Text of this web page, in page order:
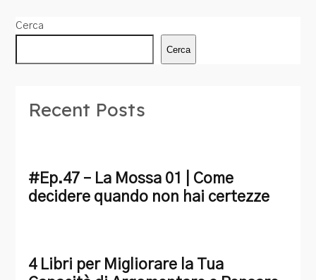
Cerca
Cerca
Recent Posts
#Ep.47 – La Mossa 01 | Come
decidere quando non hai certezze
4 Libri per Migliorare la Tua